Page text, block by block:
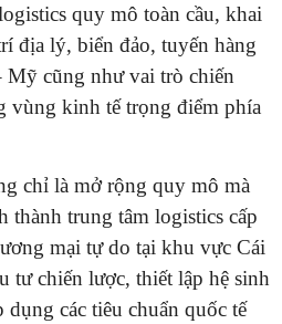
quy mô toàn cầu, khai
địa lý, biển đảo, tuyến hàng
cũng như vai trò chiến
vùng kinh tế trọng điểm phía
chỉ là mở rộng quy mô mà
thành trung tâm logistics cấp
mại tự do tại khu vực Cái
tư chiến lược, thiết lập hệ sinh
dụng các tiêu chuẩn quốc tế